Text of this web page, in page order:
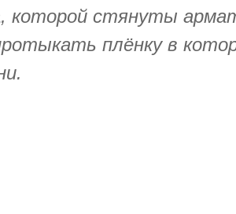
которой стянуты
плёнку в